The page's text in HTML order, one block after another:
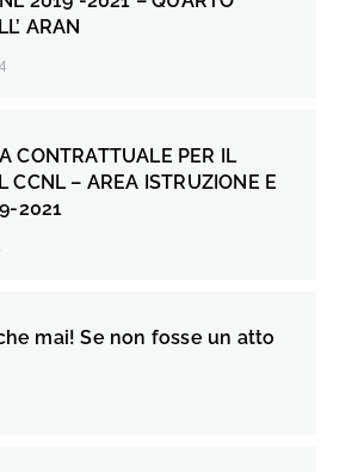
ARAN
CONTRATTUALE PER IL
CCNL – AREA ISTRUZIONE E
2021
mai! Se non fosse un atto